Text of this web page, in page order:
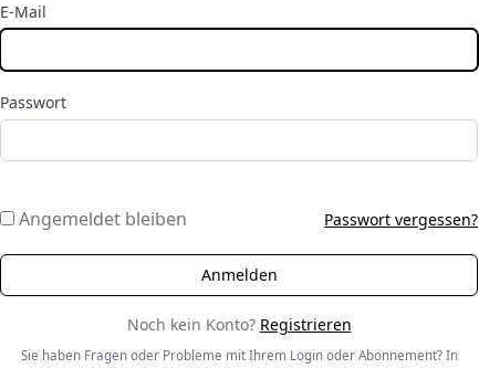
E-Mail
Passwort
Angemeldet bleiben Passwort vergessen?
Noch kein Konto? Registrieren
Sie haben Fragen oder Probleme mit Ihrem Login oder Abonnement? In